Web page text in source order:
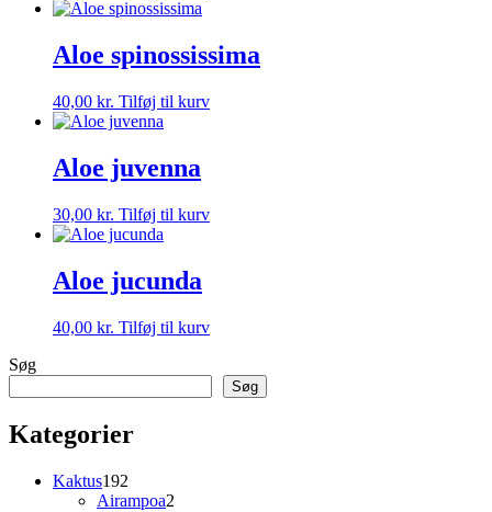
Aloe spinossissima
40,00 kr. Tilføj til kurv
Aloe juvenna
30,00 kr. Tilføj til kurv
Aloe jucunda
40,00 kr. Tilføj til kurv
Søg
Søg
Kategorier
Kaktus192
varer
Airampoa2